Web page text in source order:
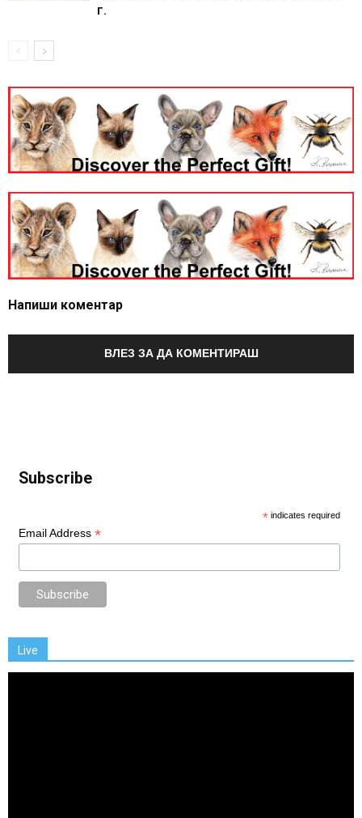
г.
Напиши коментар
ВЛЕЗ ЗА ДА КОМЕНТИРАШ
Subscribe
* indicates required
Email Address *
Live